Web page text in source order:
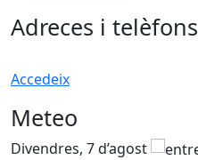
Adreces i telèfons
Accedeix
Meteo
Divendres, 7 d’agost